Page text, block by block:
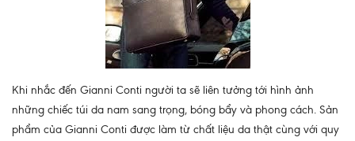
Khi nhắc đến Gianni Conti người ta sẽ liên tưởng tới hình ảnh
những chiếc túi da nam sang trọng, bóng bẩy và phong cách. Sản
phẩm của Gianni Conti được làm từ chất liệu da thật cùng với quy